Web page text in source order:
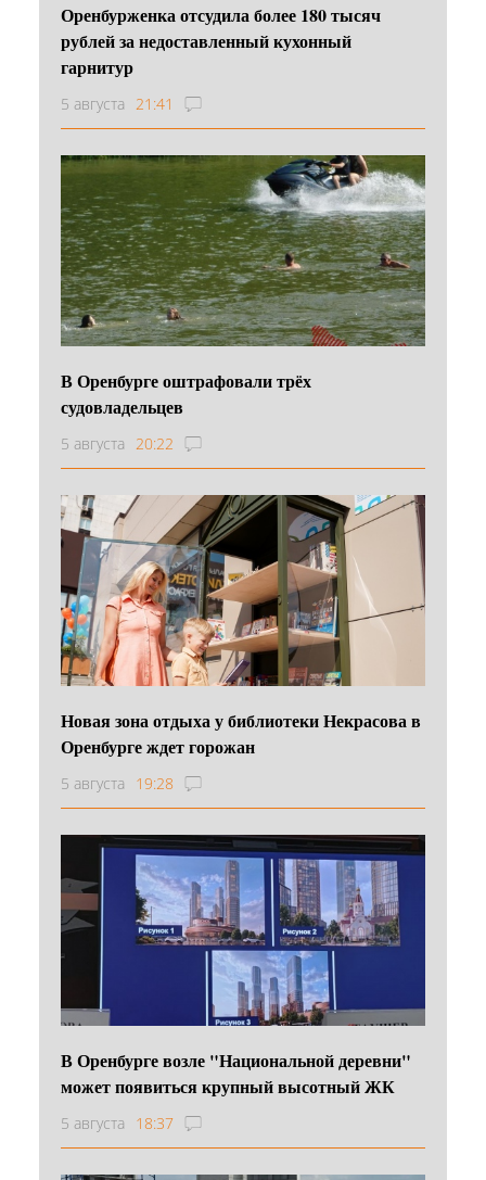
Оренбурженка отсудила более 180 тысяч
рублей за недоставленный кухонный
гарнитур
5 августа 21:41
В Оренбурге оштрафовали трёх
судовладельцев
5 августа 20:22
Новая зона отдыха у библиотеки Некрасова в
Оренбурге ждет горожан
5 августа 19:28
В Оренбурге возле "Национальной деревни"
может появиться крупный высотный ЖК
5 августа 18:37